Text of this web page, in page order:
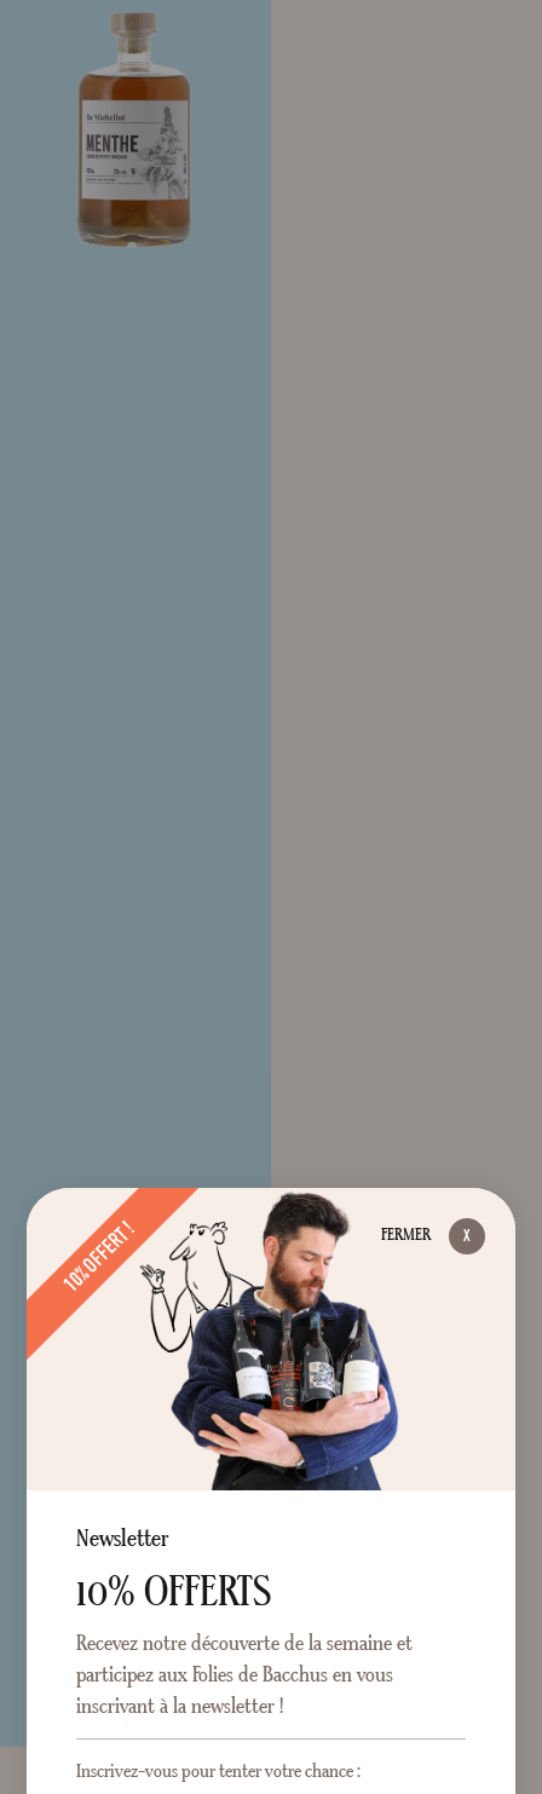
FERMER
10% OFFERT !
Newsletter
10% OFFERTS
Recevez notre découverte de la semaine et
participez aux Folies de Bacchus en vous
inscrivant à la newsletter !
Inscrivez-vous pour tenter votre chance :